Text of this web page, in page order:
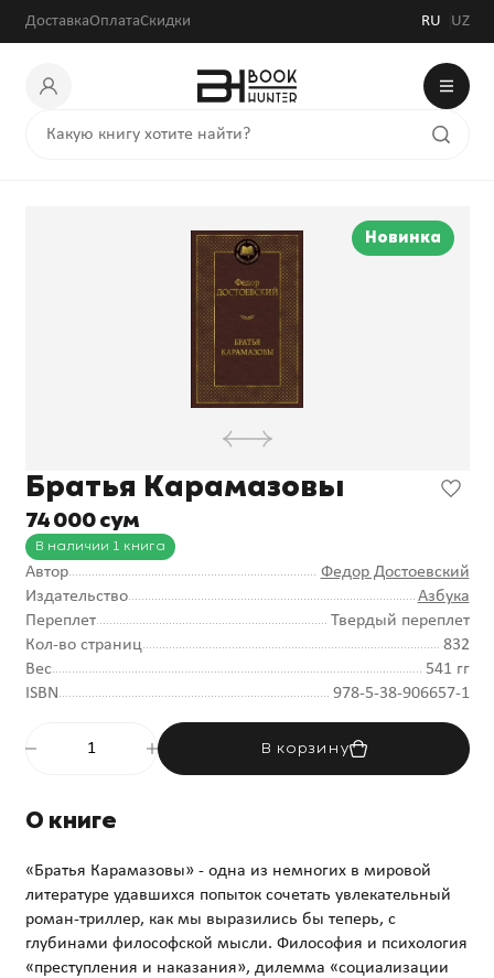
ДоставкаОплатаСкидки RU UZ
Новинка
Братья Карамазовы
74 000 сум
В наличии 1 книга
Автор
Федор Достоевский
Издательство
Азбука
Переплет
Твердый переплет
Кол-во страниц
832
Вес
541 гг
ISBN
978-5-38-906657-1
В корзину
О книге
«Братья Карамазовы» - одна из немногих в мировой
литературе удавшихся попыток сочетать увлекательный
роман-триллер, как мы выразились бы теперь, с
глубинами философской мысли. Философия и психология
«преступления и наказания», дилемма «социализации